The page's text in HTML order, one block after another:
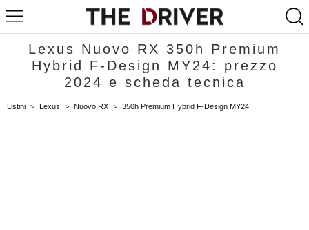
Lexus Nuovo RX 350h Premium
Hybrid F-Design MY24: prezzo
2024 e scheda tecnica
Listini > Lexus > Nuovo RX > 350h Premium Hybrid F-Design MY24